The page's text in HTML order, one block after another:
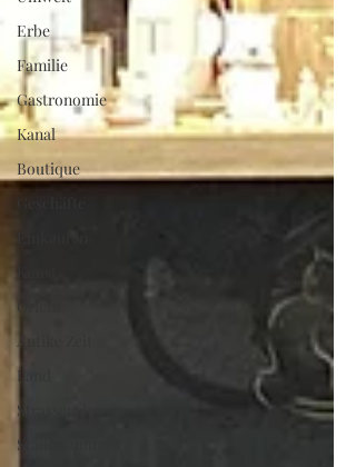
Erbe
Familie
Gastronomie
Kanal
Boutique
Geschäfte
Orient
Antike Zeit
Land
Strassenshow
Stadtplanung